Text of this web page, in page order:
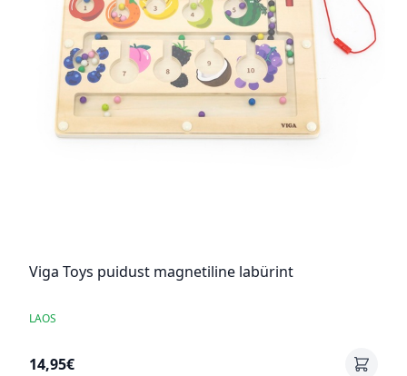
Viga Toys puidust magnetiline labürint
LAOS
14,95€